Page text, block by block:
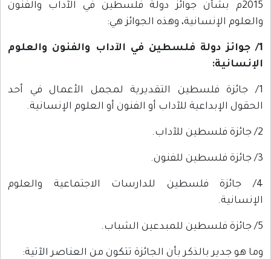
2015م بشأن جوائز دولة فلسطين في الآداب والفنون
والعلوم الإنسانية، وهذه الجوائز هي:
1/
جوائز دولة فلسطين في الآداب والفنون والعلوم
الإنسانية:
1/ جائزة فلسطين التقديرية لمجمل الأعمال في أحد
الحقول الإبداعية للآداب أو الفنون أو العلوم الإنسانية.
2/ جائزة فلسطين للآداب.
3/ جائزة فلسطين للفنون.
4/ جائزة فلسطين للدارسات الاجتماعية والعلوم
الإنسانية.
5/ جائزة فلسطين للمبدعين الشباب.
وما هو جدير بالذكر بأن الجائزة تتكون من العناصر الآتية: